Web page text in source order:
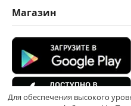
Магазин
Для обеспечения высокого